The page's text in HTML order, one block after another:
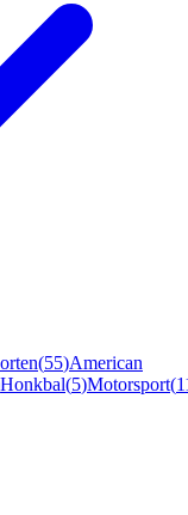
(55)American
Honkbal(5)Motorsport(